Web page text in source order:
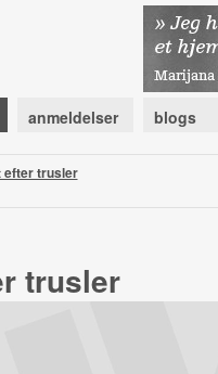
anmeldelser blogs
efter trusler
trusler